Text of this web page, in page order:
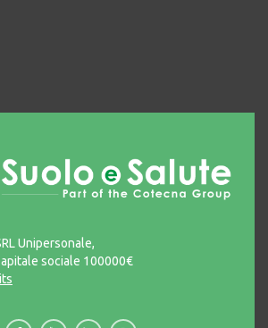
Unipersonale,
sociale 100000€